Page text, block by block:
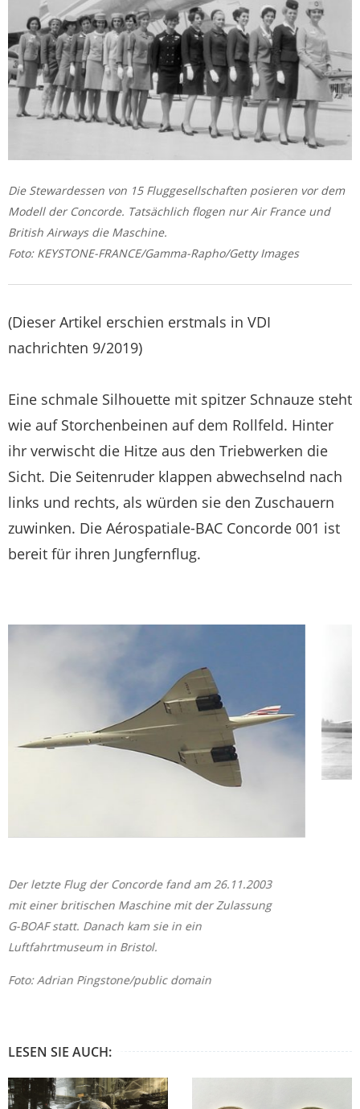
Die Stewardessen von 15 Fluggesellschaften posieren vor dem
Modell der Concorde. Tatsächlich flogen nur Air France und
British Airways die Maschine.
Foto: KEYSTONE-FRANCE/Gamma-Rapho/Getty Images
(Dieser Artikel erschien erstmals in VDI
nachrichten 9/2019)
Eine schmale Silhouette mit spitzer Schnauze steht
wie auf Storchenbeinen auf dem Rollfeld. Hinter
ihr verwischt die Hitze aus den Triebwerken die
Sicht. Die Seitenruder klappen abwechselnd nach
links und rechts, als würden sie den Zuschauern
zuwinken. Die Aérospatiale-BAC Concorde 001 ist
bereit für ihren Jungfernflug.
Der letzte Flug der Concorde fand am 26.11.2003
mit einer britischen Maschine mit der Zulassung
G-BOAF statt. Danach kam sie in ein
Luftfahrtmuseum in Bristol.
Foto: Adrian Pingstone/public domain
LESEN SIE AUCH: